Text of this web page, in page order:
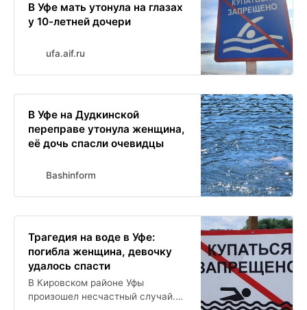
В Уфе мать утонула на глазах
у 10-летней дочери
ufa.aif.ru
В Уфе на Дудкинской
переправе утонула женщина,
её дочь спасли очевидцы
Bashinform
Трагедия на воде в Уфе:
погибла женщина, девочку
удалось спасти
В Кировском районе Уфы
произошел несчастный случай.